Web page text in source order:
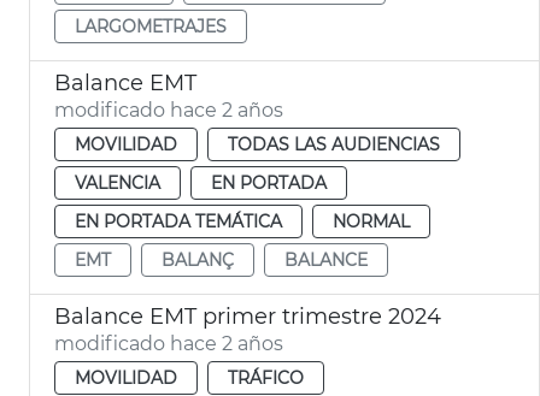
LARGOMETRAJES
Balance EMT
modificado hace 2 años
MOVILIDAD
TODAS LAS AUDIENCIAS
VALENCIA
EN PORTADA
EN PORTADA TEMÁTICA
NORMAL
EMT
BALANÇ BALANCE
Balance EMT primer trimestre 2024
modificado hace 2 años
MOVILIDAD TRÁFICO